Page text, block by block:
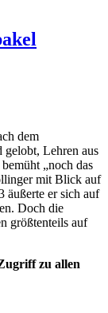
dem
gelobt, Lehren aus
„noch das
mit Blick auf
äußerte er sich auf
Doch die
größtenteils auf
zu allen